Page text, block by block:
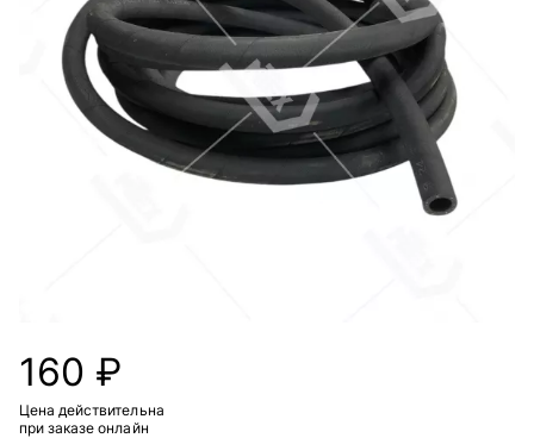
160 ₽
Цена действительна
при заказе онлайн